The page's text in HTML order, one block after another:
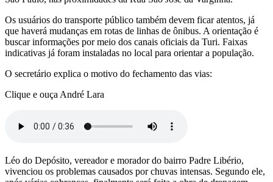
Os usuários do transporte público também devem ficar atentos, já
que haverá mudanças em rotas de linhas de ônibus. A orientação é
buscar informações por meio dos canais oficiais da Turi. Faixas
indicativas já foram instaladas no local para orientar a população.
O secretário explica o motivo do fechamento das vias:
Clique e ouça André Lara
Léo do Depósito, vereador e morador do bairro Padre Libério,
vivenciou os problemas causados por chuvas intensas. Segundo ele,